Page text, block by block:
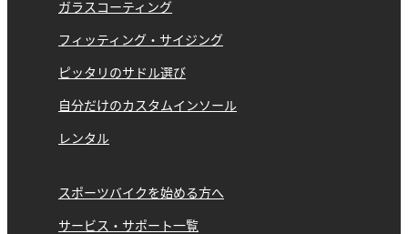
ガラスコーティング
フィッティング・サイジング
ピッタリのサドル選び
自分だけのカスタムインソール
レンタル
スポーツバイクを始める方へ
サービス・サポート一覧